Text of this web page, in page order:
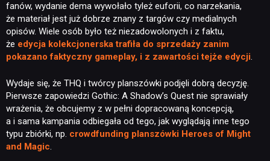
fanów, wydanie dema wywołało tyleż euforii, co narzekania,
że materiał jest już dobrze znany z targów czy medialnych
opisów. Wiele osób było też niezadowolonych i z faktu,
że edycja kolekcjonerska trafiła do sprzedaży zanim
pokazano faktyczny gameplay, i z zawartości tejże edycji.
Wydaje się, że THQ i twórcy planszówki podjęli dobrą decyzję.
Pierwsze zapowiedzi Gothic: A Shadow’s Quest nie sprawiały
wrażenia, że obcujemy z w pełni dopracowaną koncepcją,
a i sama kampania odbiegała od tego, jak wyglądają inne tego
typu zbiórki, np. crowdfunding planszówki Heroes of Might
and Magic.